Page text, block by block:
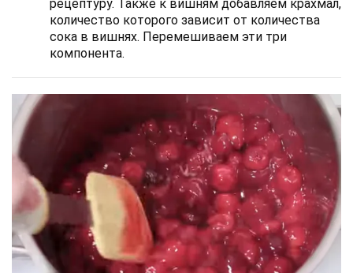
рецептуру. Также к вишням добавляем крахмал,
количество которого зависит от количества
сока в вишнях. Перемешиваем эти три
компонента.